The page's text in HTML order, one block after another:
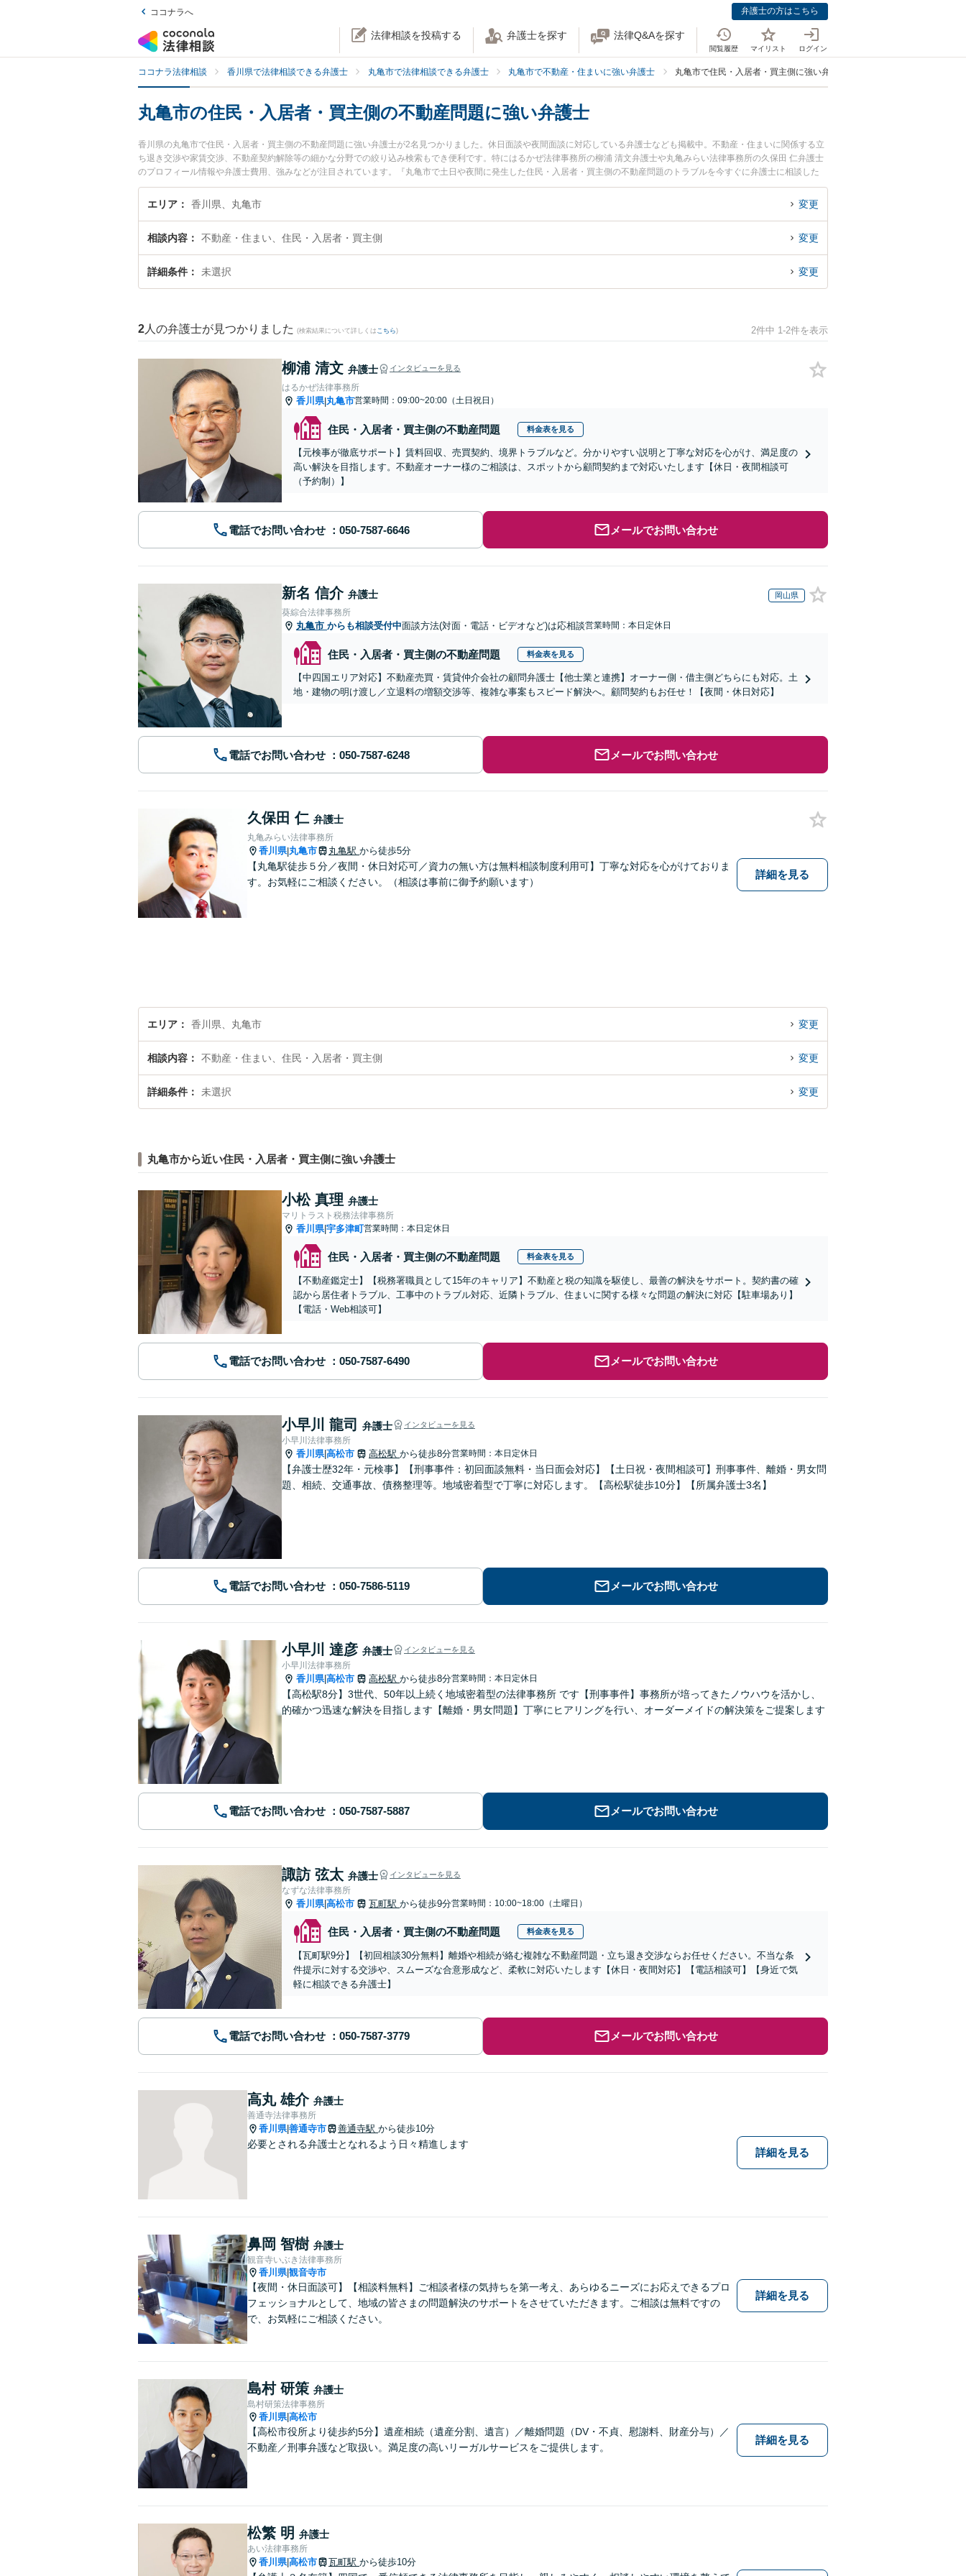
ココナラへ 弁護士の方はこちら
法律相談を投稿する 弁護士を探す 法律Q&Aを探す
閲覧履歴 マイリスト ログイン
ココナラ法律相談 香川県で法律相談できる弁護士 丸亀市で法律相談できる弁護士 丸亀市で不動産・住まいに強い弁護士 丸亀市で住民・入居者・買主側に強い弁護士
丸亀市の住民・入居者・買主側の不動産問題に強い弁護士
香川県の丸亀市で住民・入居者・買主側の不動産問題に強い弁護士が2名見つかりました。休日面談や夜間面談に対応している弁護士なども掲載中。不動産・住まいに関係する立
ち退き交渉や家賃交渉、不動産契約解除等の細かな分野での絞り込み検索もでき便利です。特にはるかぜ法律事務所の柳浦 清文弁護士や丸亀みらい法律事務所の久保田 仁弁護士
のプロフィール情報や弁護士費用、強みなどが注目されています。『丸亀市で土日や夜間に発生した住民・入居者・買主側の不動産問題のトラブルを今すぐに弁護士に相談した
い』『住民・入居者・買主側の不動産問題のトラブル解決の実績豊富な近くの弁護士を検索したい』『初回相談無料で住民・入居者・買主側の不動産問題を法律相談できる丸亀市
内の弁護士に相談予約したい』などでお困りの相談者さんにおすすめです。
エリア 香川県、丸亀市 変更
相談内容 不動産・住まい、住民・入居者・買主側 変更
詳細条件 未選択 変更
2 人の弁護士が見つかりました (検索結果について詳しくは こちら) 2件中 1-2件を表示
柳浦 清文 弁護士 インタビューを見る
はるかぜ法律事務所
香川県|丸亀市営業時間：09:00~20:00（土日祝日）
住民・入居者・買主側の不動産問題 料金表を見る
【元検事が徹底サポート】賃料回収、売買契約、境界トラブルなど。分かりやすい説明と丁寧な対応を心がけ、満足度の
高い解決を目指します。不動産オーナー様のご相談は、スポットから顧問契約まで対応いたします【休日・夜間相談可
（予約制）】
電話でお問い合わせ メールでお問い合わせ
新名 信介 弁護士 岡山県
葵綜合法律事務所
丸亀市 からも相談受付中面談方法(対面・電話・ビデオなど)は応相談営業時間：本日定休日
住民・入居者・買主側の不動産問題 料金表を見る
【中四国エリア対応】不動産売買・賃貸仲介会社の顧問弁護士【他士業と連携】オーナー側・借主側どちらにも対応。土
地・建物の明け渡し／立退料の増額交渉等、複雑な事案もスピード解決へ。顧問契約もお任せ！【夜間・休日対応】
電話でお問い合わせ メールでお問い合わせ
久保田 仁 弁護士
丸亀みらい法律事務所
香川県|丸亀市 丸亀駅 から徒歩5分
【丸亀駅徒歩５分／夜間・休日対応可／資力の無い方は無料相談制度利用可】丁寧な対応を心がけておりま
す。お気軽にご相談ください。（相談は事前に御予約願います）
詳細を見る
エリア 香川県、丸亀市 変更
相談内容 不動産・住まい、住民・入居者・買主側 変更
詳細条件 未選択 変更
丸亀市から近い住民・入居者・買主側に強い弁護士
小松 真理 弁護士
マリトラスト税務法律事務所
香川県|宇多津町営業時間：本日定休日
住民・入居者・買主側の不動産問題 料金表を見る
【不動産鑑定士】【税務署職員として15年のキャリア】不動産と税の知識を駆使し、最善の解決をサポート。契約書の確
認から居住者トラブル、工事中のトラブル対応、近隣トラブル、住まいに関する様々な問題の解決に対応【駐車場あり】
【電話・Web相談可】
電話でお問い合わせ メールでお問い合わせ
小早川 龍司 弁護士 インタビューを見る
小早川法律事務所
香川県|高松市 高松駅 から徒歩8分営業時間：本日定休日
【弁護士歴32年・元検事】【刑事事件：初回面談無料・当日面会対応】【土日祝・夜間相談可】刑事事件、離婚・男女問
題、相続、交通事故、債務整理等。地域密着型で丁寧に対応します。【高松駅徒歩10分】【所属弁護士3名】
電話でお問い合わせ メールでお問い合わせ
小早川 達彦 弁護士 インタビューを見る
小早川法律事務所
香川県|高松市 高松駅 から徒歩8分営業時間：本日定休日
【高松駅8分】3世代、50年以上続く地域密着型の法律事務所 です【刑事事件】事務所が培ってきたノウハウを活かし、
的確かつ迅速な解決を目指します【離婚・男女問題】丁寧にヒアリングを行い、オーダーメイドの解決策をご提案します
電話でお問い合わせ メールでお問い合わせ
諏訪 弦太 弁護士 インタビューを見る
なずな法律事務所
香川県|高松市 瓦町駅 から徒歩9分営業時間：10:00~18:00（土曜日）
住民・入居者・買主側の不動産問題 料金表を見る
【瓦町駅9分】【初回相談30分無料】離婚や相続が絡む複雑な不動産問題・立ち退き交渉ならお任せください。不当な条
件提示に対する交渉や、スムーズな合意形成など、柔軟に対応いたします【休日・夜間対応】【電話相談可】【身近で気
軽に相談できる弁護士】
電話でお問い合わせ メールでお問い合わせ
高丸 雄介 弁護士
善通寺法律事務所
香川県|善通寺市 善通寺駅 から徒歩10分
必要とされる弁護士となれるよう日々精進します
詳細を見る
鼻岡 智樹 弁護士
観音寺いぶき法律事務所
香川県|観音寺市
【夜間・休日面談可】【相談料無料】ご相談者様の気持ちを第一考え、あらゆるニーズにお応えできるプロ
フェッショナルとして、地域の皆さまの問題解決のサポートをさせていただきます。ご相談は無料ですの
で、お気軽にご相談ください。
詳細を見る
島村 研策 弁護士
島村研策法律事務所
香川県|高松市
【高松市役所より徒歩約5分】遺産相続（遺産分割、遺言）／離婚問題（DV・不貞、慰謝料、財産分与）／
不動産／刑事弁護など取扱い。満足度の高いリーガルサービスをご提供します。
詳細を見る
松繁 明 弁護士
あい法律事務所
香川県|高松市 瓦町駅 から徒歩10分